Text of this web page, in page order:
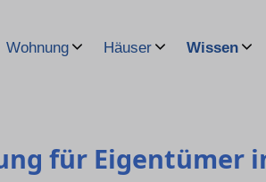
Wohnung Häuser Wissen
für Eigentümer